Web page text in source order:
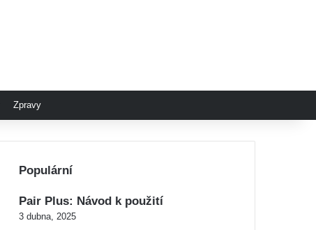
Zpravy
Populární
Pair Plus: Návod k použití
3 dubna, 2025